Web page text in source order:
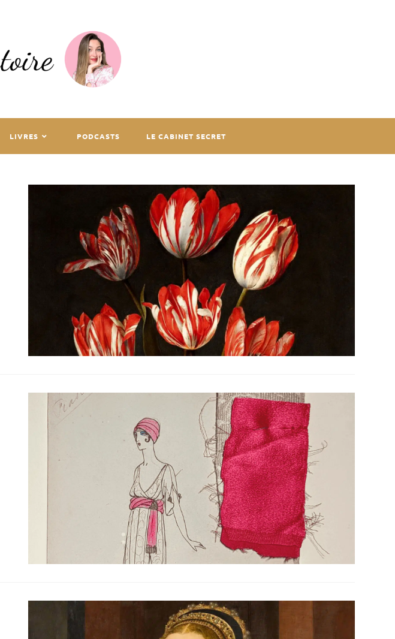
LIVRES PODCASTS LE CABINET SECRET